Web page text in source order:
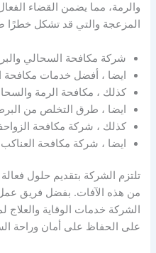
والرمة، مما يضمن القضاء
المزعجة والتي قد تشكل خطرًا
شركة مكافحة السحالي
ايضا ، أفضل خدمات مكافحة
كذلك ، مكافحة الرمة
ايضا ، طرق التخلص من
كذلك ، شركة مكافحة
ايضا ، شركة مكافحة
تلتزم الشركة بتقديم حلول
من هذه الآفات. بفضل فريق
الشركة خدمات الوقاية
على الحفاظ على أمان وراحة